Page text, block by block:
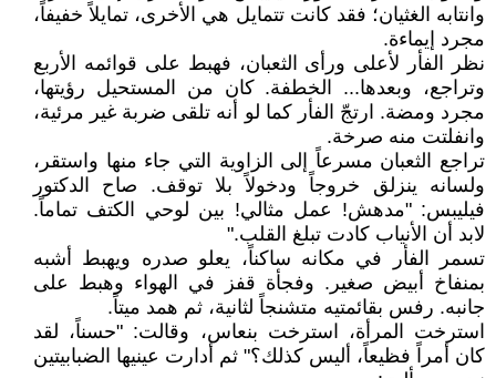
وانتابه الغثيان؛ فقد كانت تتمايل هي الأخرى، تمايلاً خفيفاً،
مجرد إيماءة.
نظر الفأر لأعلى ورأى الثعبان، فهبط على قوائمه الأربع
وتراجع، وبعدها... الخطفة. كان من المستحيل رؤيتها،
مجرد ومضة. ارتجّ الفأر كما لو أنه تلقى ضربة غير مرئية،
وانفلتت منه صرخة.
تراجع الثعبان مسرعاً إلى الزاوية التي جاء منها واستقر،
ولسانه ينزلق خروجاً ودخولاً بلا توقف. صاح الدكتور
فيليبس: "مدهش! عمل مثالي! بين لوحي الكتف تماماً.
لابد أن الأنياب كادت تبلغ القلب."
تسمر الفأر في مكانه ساكناً، يعلو صدره ويهبط أشبه
بمنفاخ أبيض صغير. وفجأة قفز في الهواء وهبط على
جانبه. رفس بقائمتيه متشنجاً لثانية، ثم همد ميتاً.
استرخت المرأة، استرخت بنعاس، وقالت: "حسناً، لقد
كان أمراً فظيعاً، أليس كذلك؟" ثم أدارت عينيها الضبابيتين